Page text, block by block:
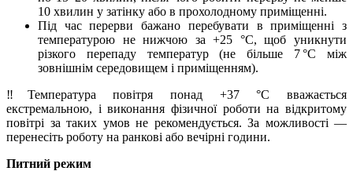
10 хвилин у затінку або в прохолодному приміщенні.
Під час перерви бажано перебувати в приміщенні з
температурою не нижчою за +25 °C, щоб уникнути
різкого перепаду температур (не більше 7 °C між
зовнішнім середовищем і приміщенням).
‼️Температура повітря понад +37 °C вважається
екстремальною, і виконання фізичної роботи на відкритому
повітрі за таких умов не рекомендується. За можливості —
перенесіть роботу на ранкові або вечірні години.
Питний режим